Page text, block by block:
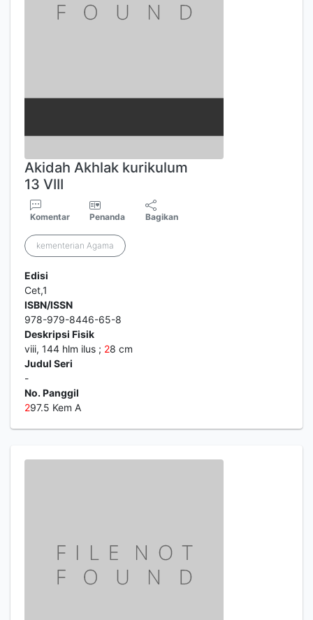
Akidah Akhlak kurikulum
13 VIII
Komentar Penanda Bagikan
kementerian Agama
Edisi
Cet,1
ISBN/ISSN
978-979-8446-65-8
Deskripsi Fisik
viii, 144 hlm ilus ; 28 cm
Judul Seri
-
No. Panggil
297.5 Kem A